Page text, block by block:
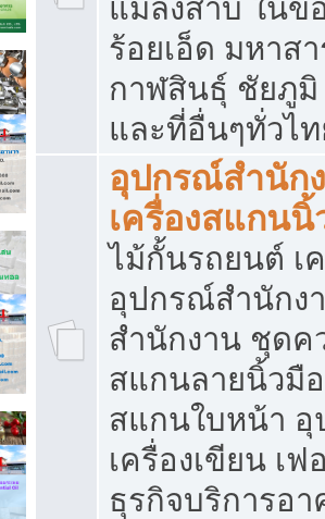
แมลงสาบ ใน
ร้อยเอ็ด มหาส
กาฬสินธุ์ ชัยภู
และที่อื่นๆทั่วไ
อุปกรณ์สำนัก
เครื่องสแกนนิ้
ไม้กั้นรถยนต์ เ
อุปกรณ์สำนักง
สำนักงาน ชุดค
สแกนลายนิ้วมื
สแกนใบหน้า
เครื่องเขียน เ
ธุรกิจบริการอ